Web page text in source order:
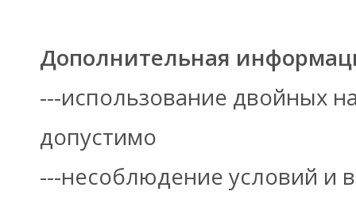
Дополнительная
---использование двойных
допустимо
---несоблюдение условий и